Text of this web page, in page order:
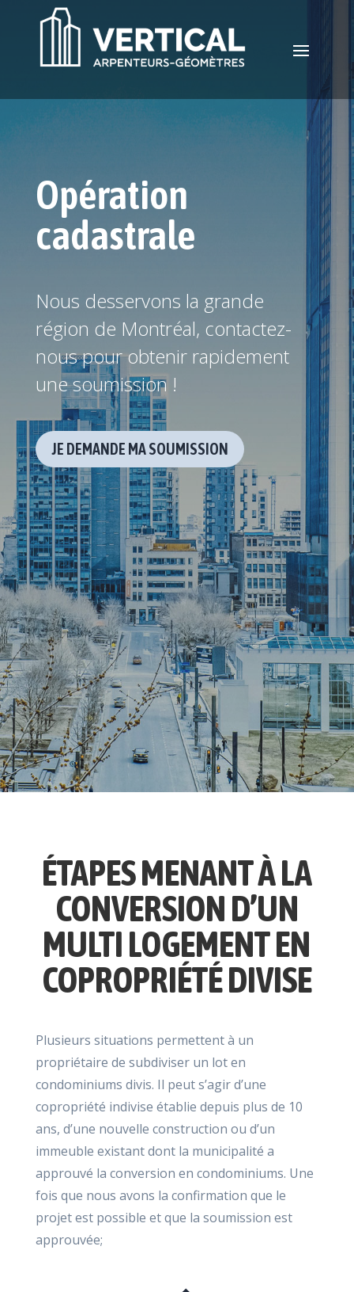
Opération
cadastrale
Nous desservons la grande
région de Montréal, contactez-
nous pour obtenir rapidement
une soumission !
JE DEMANDE MA SOUMISSION
ÉTAPES MENANT À LA
CONVERSION D’UN
MULTI LOGEMENT EN
COPROPRIÉTÉ DIVISE
Plusieurs situations permettent à un
propriétaire de subdiviser un lot en
condominiums divis. Il peut s’agir d’une
copropriété indivise établie depuis plus de 10
ans, d’une nouvelle construction ou d’un
immeuble existant dont la municipalité a
approuvé la conversion en condominiums. Une
fois que nous avons la confirmation que le
projet est possible et que la soumission est
approuvée;